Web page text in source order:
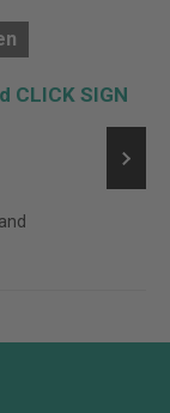
CLICK SIGN